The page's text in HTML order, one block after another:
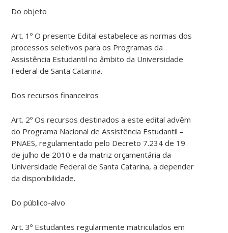
Do objeto
Art. 1º O presente Edital estabelece as normas dos
processos seletivos para os Programas da
Assistência Estudantil no âmbito da Universidade
Federal de Santa Catarina.
Dos recursos financeiros
Art. 2º Os recursos destinados a este edital advêm
do Programa Nacional de Assistência Estudantil –
PNAES, regulamentado pelo Decreto 7.234 de 19
de julho de 2010 e da matriz orçamentária da
Universidade Federal de Santa Catarina, a depender
da disponibilidade.
Do público-alvo
Art. 3º Estudantes regularmente matriculados em